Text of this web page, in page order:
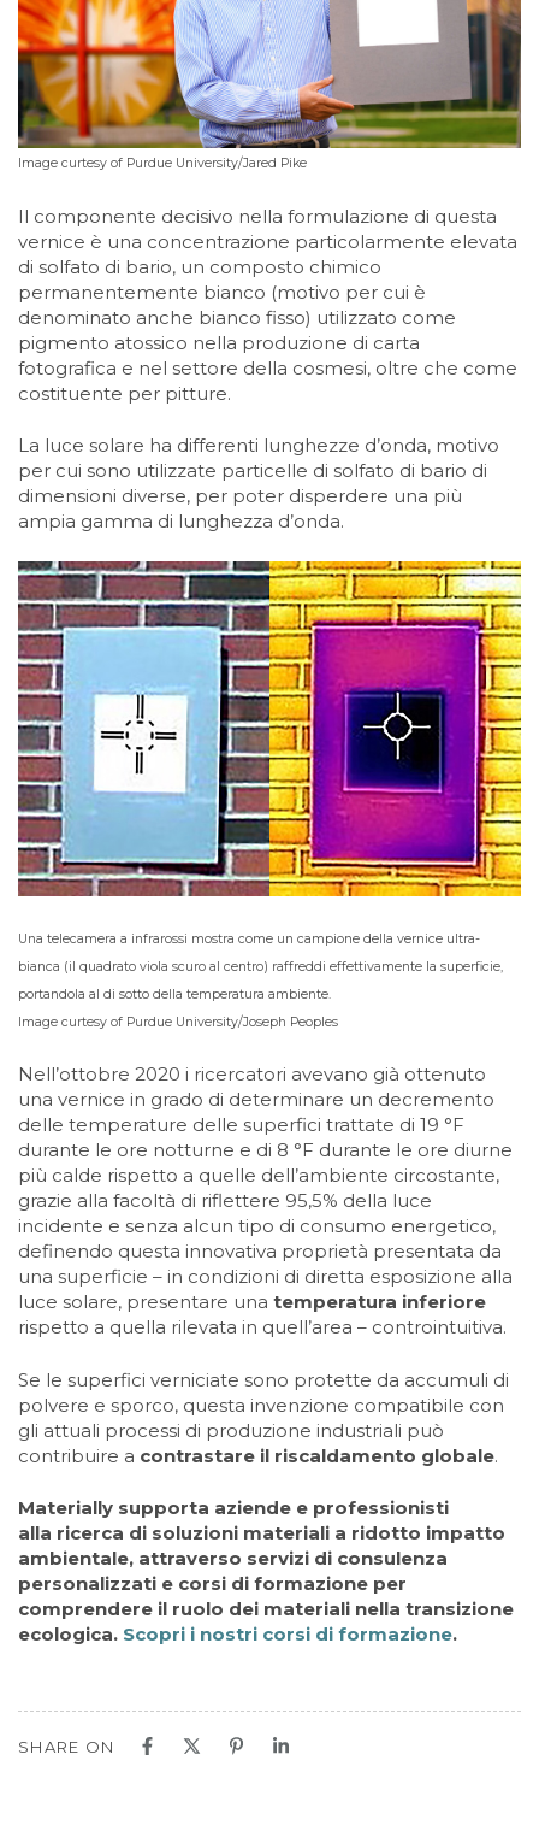
Image curtesy of Purdue University/Jared Pike
Il componente decisivo nella formulazione di questa
vernice è una concentrazione particolarmente elevata
di solfato di bario, un composto chimico
permanentemente bianco (motivo per cui è
denominato anche bianco fisso) utilizzato come
pigmento atossico nella produzione di carta
fotografica e nel settore della cosmesi, oltre che come
costituente per pitture.
La luce solare ha differenti lunghezze d’onda, motivo
per cui sono utilizzate particelle di solfato di bario di
dimensioni diverse, per poter disperdere una più
ampia gamma di lunghezza d’onda.
Una telecamera a infrarossi mostra come un campione della vernice ultra-
bianca (il quadrato viola scuro al centro) raffreddi effettivamente la superficie,
portandola al di sotto della temperatura ambiente.
Image curtesy of Purdue University/Joseph Peoples
Nell’ottobre 2020 i ricercatori avevano già ottenuto
una vernice in grado di determinare un decremento
delle temperature delle superfici trattate di 19 °F
durante le ore notturne e di 8 °F durante le ore diurne
più calde rispetto a quelle dell’ambiente circostante,
grazie alla facoltà di riflettere 95,5% della luce
incidente e senza alcun tipo di consumo energetico,
definendo questa innovativa proprietà presentata da
una superficie – in condizioni di diretta esposizione alla
luce solare, presentare una temperatura inferiore
rispetto a quella rilevata in quell’area – controintuitiva.
Se le superfici verniciate sono protette da accumuli di
polvere e sporco, questa invenzione compatibile con
gli attuali processi di produzione industriali può
contribuire a contrastare il riscaldamento globale.
Materially supporta aziende e professionisti
alla ricerca di soluzioni materiali a ridotto impatto
ambientale, attraverso servizi di consulenza
personalizzati e corsi di formazione per
comprendere il ruolo dei materiali nella transizione
ecologica. Scopri i nostri corsi di formazione.
SHARE ON